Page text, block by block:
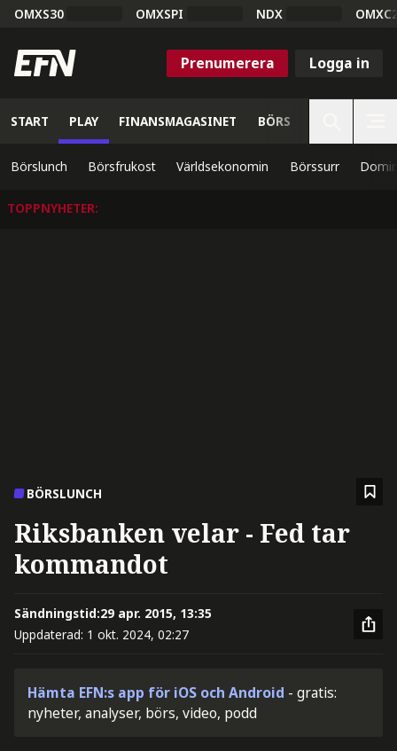
OMXS30 OMXSPI NDX
Prenumerera Logga in
START PLAY FINANSMAGASINET BÖRS
Börslunch Börsfrukost Världsekonomin Börssurr
TOPPNYHETER:
BÖRSLUNCH
Riksbanken velar - Fed tar
kommandot
Sändningstid:29 apr. 2015, 13:35
Uppdaterad: 1 okt. 2024, 02:27
Hämta EFN:s app för iOS och Android - gratis:
nyheter, analyser, börs, video, podd